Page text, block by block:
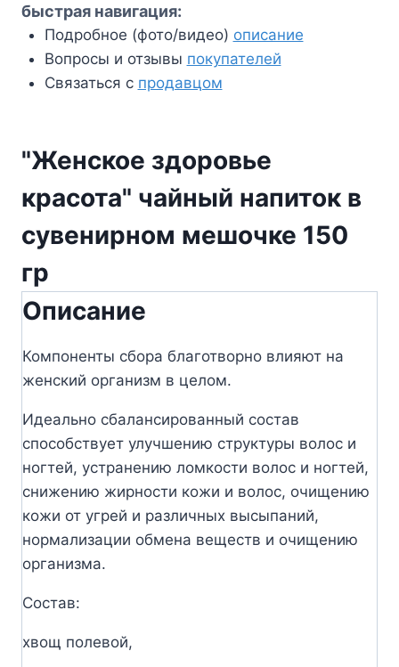
быстрая навигация:
Подробное (фото/видео) описание
Вопросы и отзывы покупателей
Связаться с продавцом
"Женское здоровье
красота" чайный напиток в
сувенирном мешочке 150
гр
Описание
Компоненты сбора благотворно влияют на
женский орга­низм в целом.
Идеально сбалансированный состав
способствует улучшению структуры волос и
ногтей, устранению ломкости волос и ногтей,
снижению жирности кожи и волос, очищению
кожи от угрей и различных высыпаний,
нормализации обмена веществ и очищению
организма.
Состав:
хвощ полевой,